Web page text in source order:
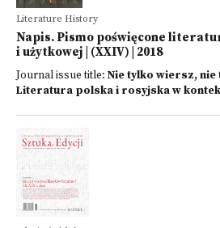
Literature History
Napis. Pismo poświęcone
i użytkowej | (XXIV) | 2018
Journal issue title: Nie tylko wiersz,
Literatura polska i rosyjska w